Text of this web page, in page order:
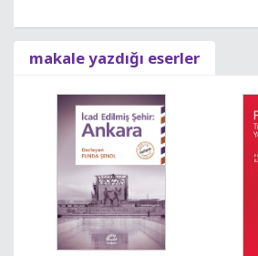
makale yazdığı eserler